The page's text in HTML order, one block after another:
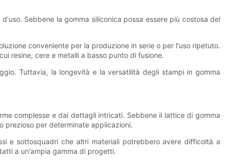
Sebbene la gomma siliconica possa essere più costosa del
conveniente per la produzione in serie o per l'uso ripetuto.
resine, cere e metalli a basso punto di fusione.
Tuttavia, la longevità e la versatilità degli stampi in gomma
complesse e dai dettagli intricati. Sebbene il lattice di gomma
prezioso per determinate applicazioni.
e sottosquadri che altri materiali potrebbero avere difficoltà a
a un'ampia gamma di progetti.